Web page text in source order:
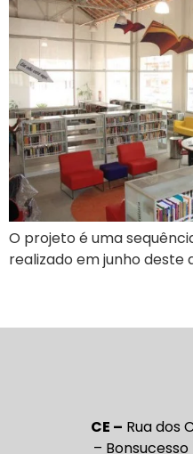
O projeto é uma
realizado em junho deste
CE – Rua dos
– Bonsucesso